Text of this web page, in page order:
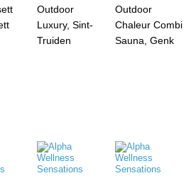
Outdoor
Luxury, Sint-
Truiden
Outdoor
Chaleur Combi
Sauna, Genk